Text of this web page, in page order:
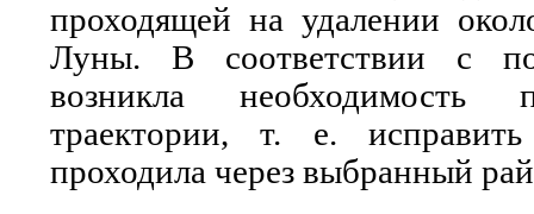
проходящей на удалении
Луны. В соответствии с
возникла необходимость
траектории, т. е.
проходила через выбранный